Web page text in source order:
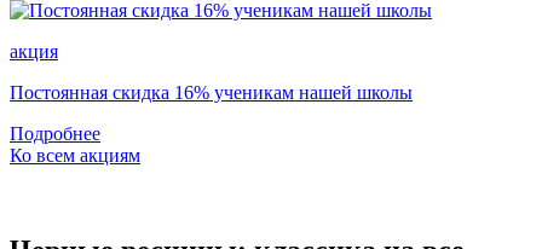
акция
Постоянная скидка 16% ученикам нашей школы
Подробнее
Ко всем акциям